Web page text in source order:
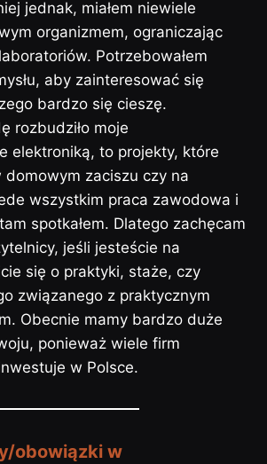
jednak, miałem niewiele
organizmem, ograniczając
Potrzebowałem
aby zainteresować się
bardzo się cieszę.
rozbudziło moje
elektroniką, to projekty, które
domowym zaciszu czy na
wszystkim praca zawodowa i
spotkałem. Dlatego zachęcam
jeśli jesteście na
się o praktyki, staże, czy
związanego z praktycznym
Obecnie mamy bardzo duże
ponieważ wiele firm
w Polsce.
obowiązki w